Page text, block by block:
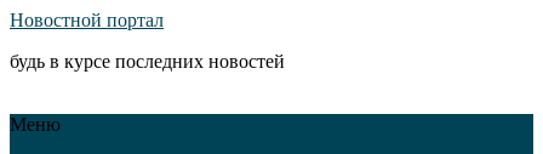
Новостной портал
будь в курсе последних новостей
Меню